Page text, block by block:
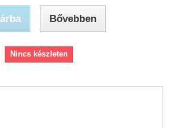
Bővebben
Nincs készleten